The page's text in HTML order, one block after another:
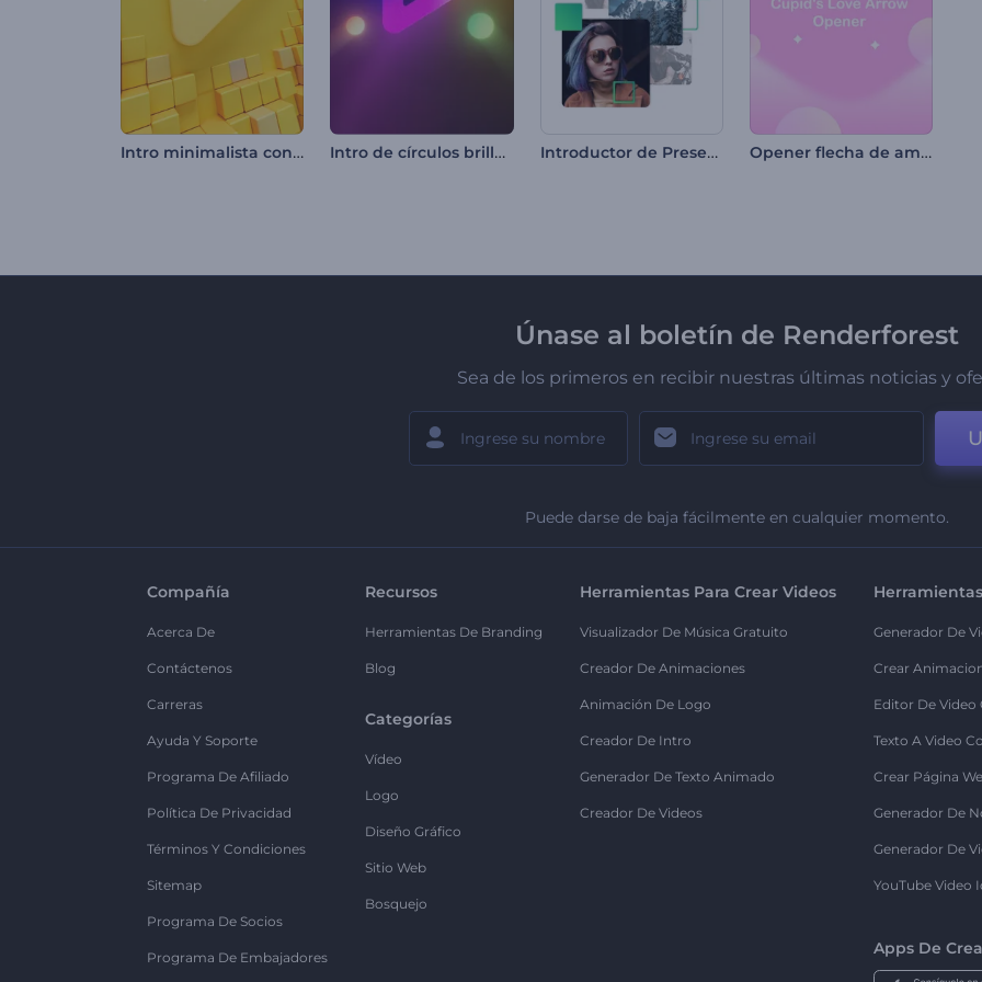
Intro minimalista con formas geométricas Intro de círculos brillantes Introductor de Presentación Rápida Opener flecha de amor de Cupido
Únase al boletín de Renderforest
Sea de los primeros en recibir nuestras últimas noticias y
Puede darse de baja fácilmente en cualquier momento.
Compañía
Acerca De
Contáctenos
Carreras
Ayuda Y Soporte
Programa De Afiliado
Política De Privacidad
Términos Y Condiciones
Sitemap
Programa De Socios
Programa De Embajadores
Recursos
Herramientas De Branding
Blog
Categorías
Vídeo
Logo
Diseño Gráfico
Sitio Web
Bosquejo
Herramientas Para Crear Videos
Visualizador De Música Gratuito
Creador De Animaciones
Animación De Logo
Creador De Intro
Generador De Texto Animado
Creador De Videos
Generador De
Crear
Editor De Video
Texto A Video
Crear Página
Generador De
Generador De
YouTube Video
Apps De